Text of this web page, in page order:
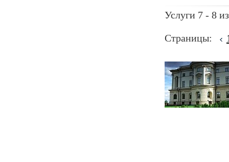
Услуги 7 - 8
Страницы: